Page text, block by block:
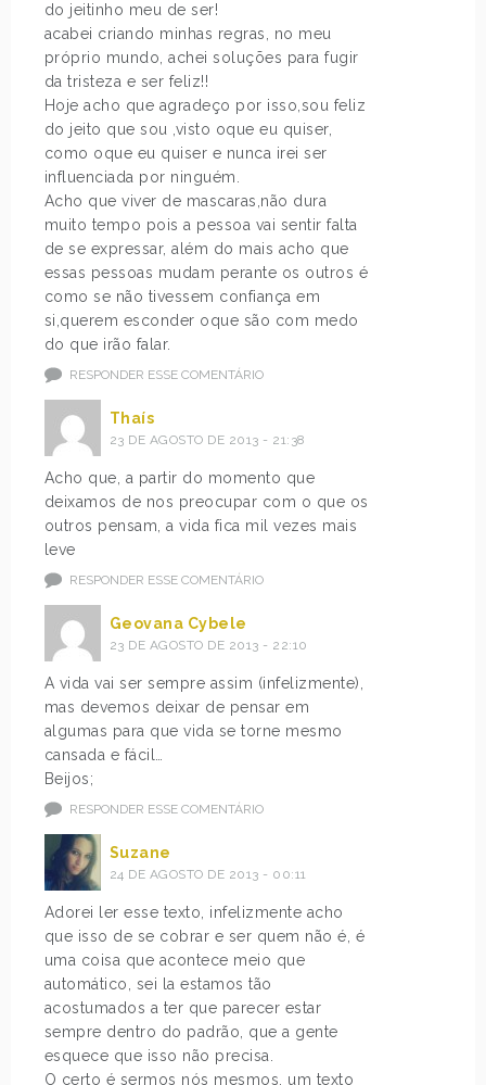
do jeitinho meu de ser!
acabei criando minhas regras, no meu
próprio mundo, achei soluções para fugir
da tristeza e ser feliz!!
Hoje acho que agradeço por isso,sou feliz
do jeito que sou ,visto oque eu quiser,
como oque eu quiser e nunca irei ser
influenciada por ninguém.
Acho que viver de mascaras,não dura
muito tempo pois a pessoa vai sentir falta
de se expressar, além do mais acho que
essas pessoas mudam perante os outros é
como se não tivessem confiança em
si,querem esconder oque são com medo
do que irão falar.
RESPONDER ESSE COMENTÁRIO
Thaís
23 DE AGOSTO DE 2013 - 21:38
Acho que, a partir do momento que
deixamos de nos preocupar com o que os
outros pensam, a vida fica mil vezes mais
leve
RESPONDER ESSE COMENTÁRIO
Geovana Cybele
23 DE AGOSTO DE 2013 - 22:10
A vida vai ser sempre assim (infelizmente),
mas devemos deixar de pensar em
algumas para que vida se torne mesmo
cansada e fácil…
Beijos;
RESPONDER ESSE COMENTÁRIO
Suzane
24 DE AGOSTO DE 2013 - 00:11
Adorei ler esse texto, infelizmente acho
que isso de se cobrar e ser quem não é, é
uma coisa que acontece meio que
automático, sei la estamos tão
acostumados a ter que parecer estar
sempre dentro do padrão, que a gente
esquece que isso não precisa.
O certo é sermos nós mesmos, um texto